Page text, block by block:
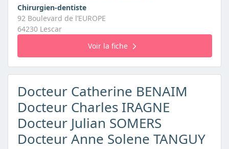
Chirurgien-dentiste
92 Boulevard de l’EUROPE
64230 Lescar
Voir la fiche
Docteur Catherine BENAIM
Docteur Charles IRAGNE
Docteur Julian SOMERS
Docteur Anne Solene TANGUY